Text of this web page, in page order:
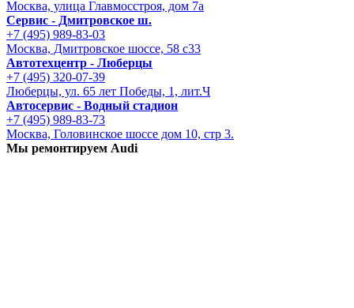
Москва, улица Главмосстроя, дом 7а
Сервис - Дмитровское ш.
+7 (495) 989-83-03
Москва, Дмитровское шоссе, 58 с33
Автотехцентр - Люберцы
+7 (495) 320-07-39
Люберцы, ул. 65 лет Победы, 1, лит.Ч
Автосервис - Водный стадион
+7 (495) 989-83-73
Москва, Головинское шоссе дом 10, стр 3.
Мы ремонтируем Audi